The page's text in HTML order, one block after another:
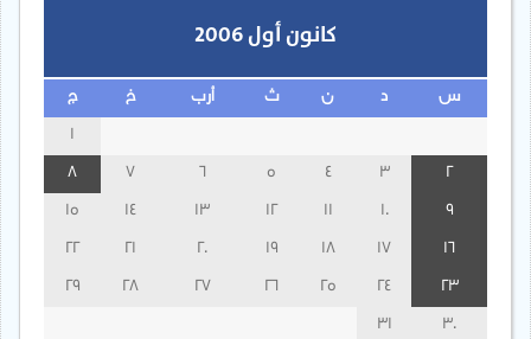
كانون أول 2006
س ن ث أرب خ ج
3
13
14
15
16
17
18
19
20
21
22
23
24
25
26
27
28
29
30
31